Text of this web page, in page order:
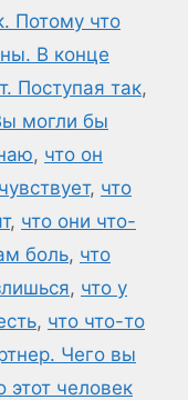
Потому что
В конце
Поступая так,
могли бы
, что он
, что
, что они что-
боль, что
, что у
, что что-то
Чего вы
этот человек